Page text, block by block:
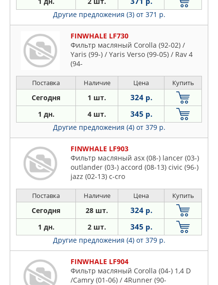
Другие предложения (3) от 371 р.
FINWHALE LF730
Фильтр масляный Corolla (92-02) /
Yaris (99-) / Yaris Verso (99-05) / Rav 4
(94-
Поставка Наличие Цена Купить
Сегодня 1 шт. 324 р.
1 дн. 4 шт. 345 р.
Другие предложения (4) от 379 р.
FINWHALE LF903
Фильтр масляный asx (08-) lancer (03-)
outlander (03-) accord (08-13) civic (96-)
jazz (02-13) c-cro
Поставка Наличие Цена Купить
Сегодня 28 шт. 324 р.
1 дн. 2 шт. 345 р.
Другие предложения (4) от 379 р.
FINWHALE LF904
Фильтр масляный Corolla (04-) 1,4 D
/Camry (01-06) / 4Runner (90-